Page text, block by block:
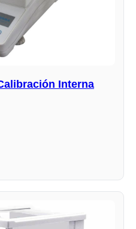
Interna